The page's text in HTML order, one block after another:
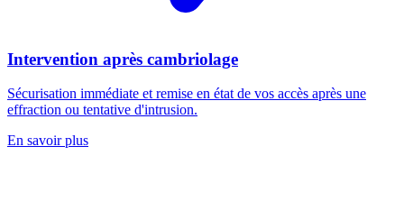
Intervention après cambriolage
Sécurisation immédiate et remise en état de vos accès après une
effraction ou tentative d'intrusion.
En savoir plus